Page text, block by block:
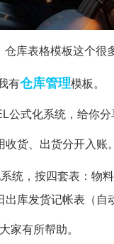
仓库表格模板这个很
有仓库管理模板。
式化系统，给你分
货、出货分开入账。
统，按四套表：物
库发货记帐表（自
家有所帮助。